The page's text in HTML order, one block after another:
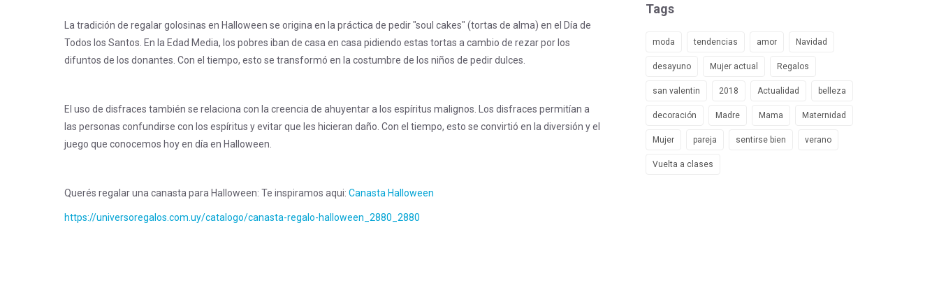
La tradición de regalar golosinas en Halloween se origina en la práctica de pedir "soul cakes" (tortas de alma) en el Día de
Todos los Santos. En la Edad Media, los pobres iban de casa en casa pidiendo estas tortas a cambio de rezar por los
difuntos de los donantes. Con el tiempo, esto se transformó en la costumbre de los niños de pedir dulces.
El uso de disfraces también se relaciona con la creencia de ahuyentar a los espíritus malignos. Los disfraces permitían a
las personas confundirse con los espíritus y evitar que les hicieran daño. Con el tiempo, esto se convirtió en la diversión y el
juego que conocemos hoy en día en Halloween.
Querés regalar una canasta para Halloween: Te inspiramos aqui: Canasta Halloween
https://universoregalos.com.uy/catalogo/canasta-regalo-halloween_2880_2880
Tags
moda tendencias amor Navidad
desayuno Mujer actual Regalos
san valentin 2018 Actualidad belleza
decoración Madre Mama Maternidad
Mujer pareja sentirse bien verano
Vuelta a clases